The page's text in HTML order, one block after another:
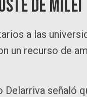
de Milei
a las
un recurso de
señaló